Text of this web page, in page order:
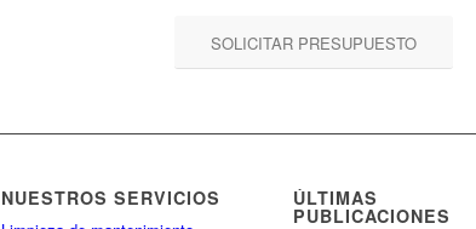
SOLICITAR PRESUPUESTO
NUESTROS SERVICIOS ÚLTIMAS
PUBLICACIONES